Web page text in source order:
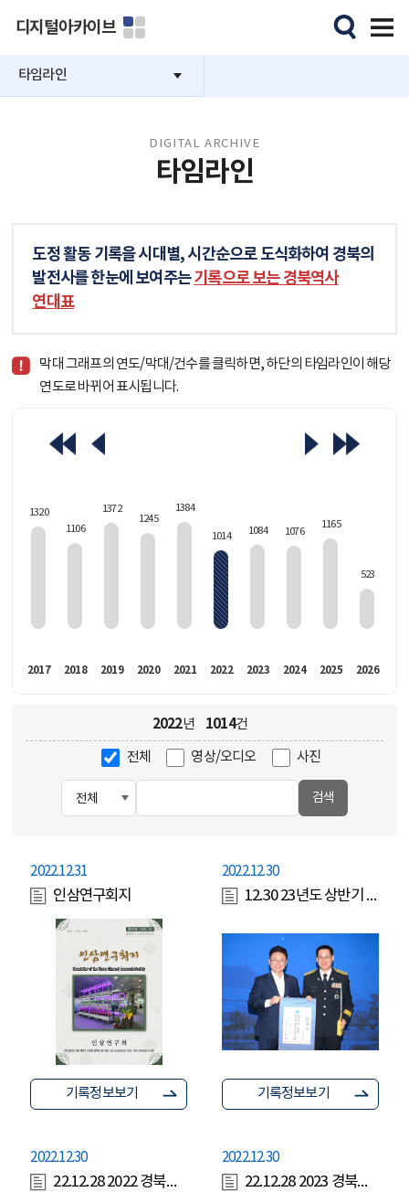
디지털아카이브
타임라인
DIGITAL ARCHIVE
타임라인
도정 활동 기록을 시대별, 시간순으로 도식화하여 경북의
발전사를 한눈에 보여주는기록으로 보는 경북역사
연대표
막대 그래프의 연도/막대/건수를 클릭하면, 하단의 타임라인이 해당
연도로 바뀌어 표시됩니다.
1320
2017
1106
2018
1372
2019
1245
2020
1384
2021
1014
2022
1084
2023
1076
2024
1165
2025
523
2026
2022년 1014건
전체 영상/오디오 사진
검색
2022.12.31
인삼연구회지
기록정보보기
2022.12.30
12.30 23년도 상반기 정기인사(과장급이상) 임용장 수여
기록정보보기
2022.12.30
22.12.28 2022 경북도지사 송년사
2022.12.30
22.12.28 2023 경북도지사 신년사